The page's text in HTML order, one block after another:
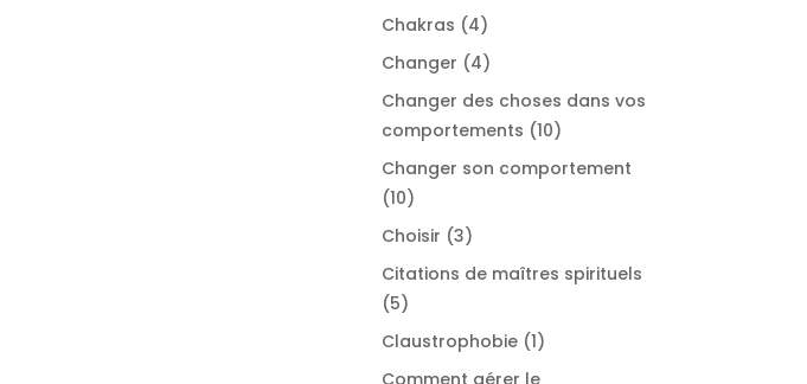
Chakras 44
produits
Changer 44
produits
Changer des choses dans vos
comportements
1010
produits
Changer son comportement
1010
produits
Choisir 33
produits
Citations de maîtres spirituels
55
produits
Claustrophobie 11
Comment gérer le